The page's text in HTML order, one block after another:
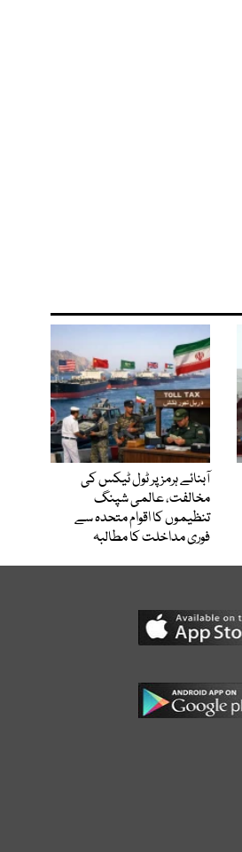
آبنائے ہرمز پر ٹول ٹیکس کی
مخالفت، عالمی شپنگ
تنظیموں کا اقوام متحدہ سے
فوری مداخلت کا مطالبہ